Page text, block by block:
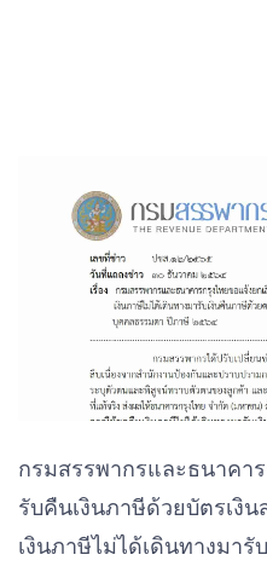
กรมสรรพากรและธนาคา
รับคืนเงินภาษีด้วยบัตรเงิ
เงินภาษีไม่ได้เดินทางมารั